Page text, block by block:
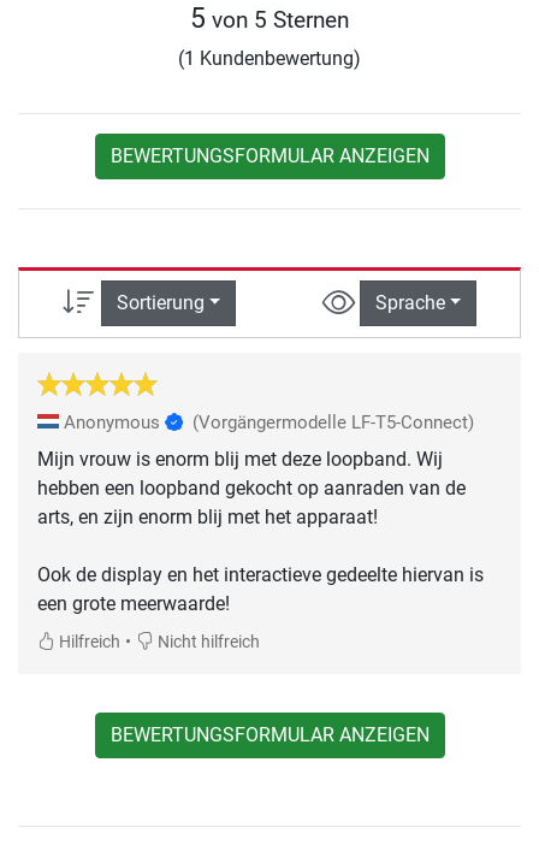
5 von 5 Sternen
(1 Kundenbewertung)
BEWERTUNGSFORMULAR ANZEIGEN
Sortierung Sprache
Anonymous (Vorgängermodelle LF-T5-Connect)
Mijn vrouw is enorm blij met deze loopband. Wij
hebben een loopband gekocht op aanraden van de
arts, en zijn enorm blij met het apparaat!
Ook de display en het interactieve gedeelte hiervan is
een grote meerwaarde!
Hilfreich • Nicht hilfreich
BEWERTUNGSFORMULAR ANZEIGEN